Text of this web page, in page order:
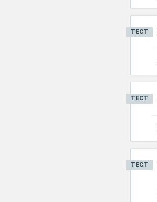
ТЕСТ
ТЕСТ
ТЕСТ